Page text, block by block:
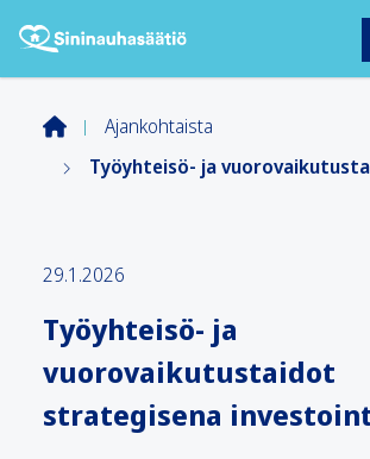
Ajankohtaista
Työyhteisö- ja vuorovaikutustaidot
29.1.2026
Työyhteisö- ja
vuorovaikutustaidot
strategisena